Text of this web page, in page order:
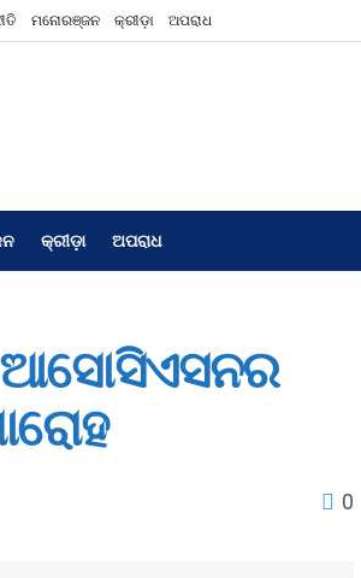
ମନୋରଞ୍ଜନ କ୍ରୀଡ଼ା ଅପରାଧ
କ୍ରୀଡ଼ା ଅପରାଧ
ଆସୋସିଏସନର
0